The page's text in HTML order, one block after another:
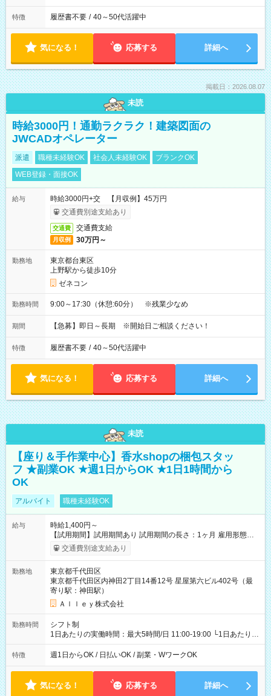
特徴 履歴書不要 / 40～50代活躍中
気になる！ 応募する 詳細へ
掲載日：2026.08.07
未読
時給3000円！通勤ラクラク！建築図面の
JWCADオペレーター
派遣 職種未経験OK 社会人未経験OK
ブランクOK
WEB登録・面接OK
給与
時給3000円+交 【月収例】45万円
交通費別途支給あり
交通費 交通費支給
月収例 30万円～
勤務地
東京都台東区
上野駅から徒歩10分
ゼネコン
勤務時間 9:00～17:30（休憩:60分） ※残業少なめ
期間 【急募】即日～長期 ※開始日ご相談ください！
特徴 履歴書不要 / 40～50代活躍中
気になる！ 応募する 詳細へ
未読
【座り＆手作業中心】香水shopの梱包スタッ
フ ★副業OK ★週1日からOK ★1日1時間から
OK
アルバイト 職種未経験OK
給与
時給1,400円～
【試用期間】試用期間あり 試用期間の長さ：1ヶ月 雇用形態、
給与は本採用時と同じです。
交通費別途支給あり
勤務地
東京都千代田区
東京都千代田区内神田2丁目14番12号 星屋第六ビル402号（最
寄り駅：神田駅）
Ａｌｌｅｙ株式会社
勤務時間
シフト制
1日あたりの実働時間：最大5時間/日 11:00-19:00 └1日あたりの
実働時間：1-5時間 └上記の時間帯内であれば、いつでも勤務可
能！ └平日・土曜日の中で、お好きな曜日でご勤務いただけま
18:00 などのように、自由な働き方が可能なお仕事です！
特徴 週1日からOK / 日払いOK / 副業・WワークOK
気になる！ 応募する 詳細へ